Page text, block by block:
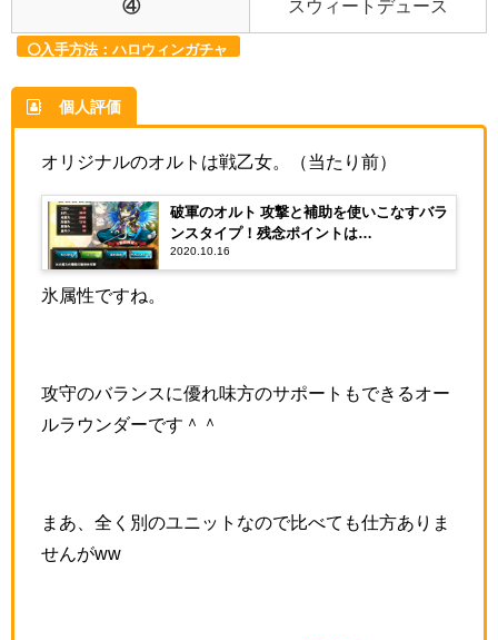
④ スウィートデュース
入手方法：ハロウィンガチャ
個人評価
オリジナルのオルトは戦乙女。（当たり前）
破軍のオルト 攻撃と補助を使いこなすバラ
ンスタイプ！残念ポイントは…
2020.10.16
氷属性ですね。
攻守のバランスに優れ味方のサポートもできるオー
ルラウンダーです＾＾
まあ、全く別のユニットなので比べても仕方ありま
せんがww